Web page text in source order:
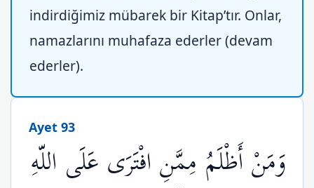
indirdiğimiz mübarek bir Kitap’tır. Onlar,
namazlarını muhafaza ederler (devam
ederler).
Ayet 93
وَمَنْ أَظْلَمُ مِمَّنِ افْتَرَى عَلَى اللّهِ